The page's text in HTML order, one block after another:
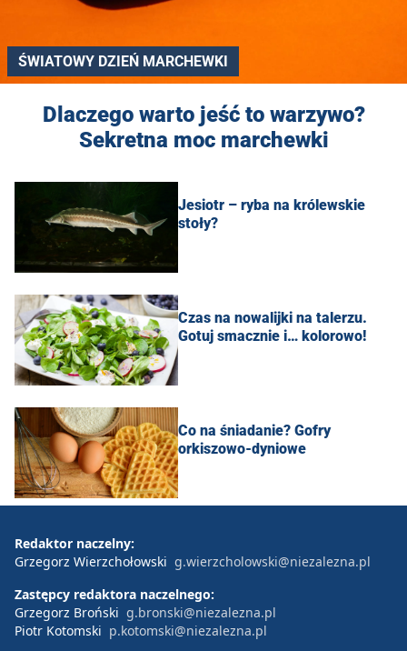
ŚWIATOWY DZIEŃ MARCHEWKI
Dlaczego warto jeść to warzywo?
Sekretna moc marchewki
Jesiotr – ryba na królewskie
stoły?
Czas na nowalijki na talerzu.
Gotuj smacznie i… kolorowo!
Co na śniadanie? Gofry
orkiszowo-dyniowe
Redaktor naczelny:
Grzegorz Wierzchołowski g.wierzcholowski@niezalezna.pl
Zastępcy redaktora naczelnego:
Grzegorz Broński g.bronski@niezalezna.pl
Piotr Kotomski p.kotomski@niezalezna.pl